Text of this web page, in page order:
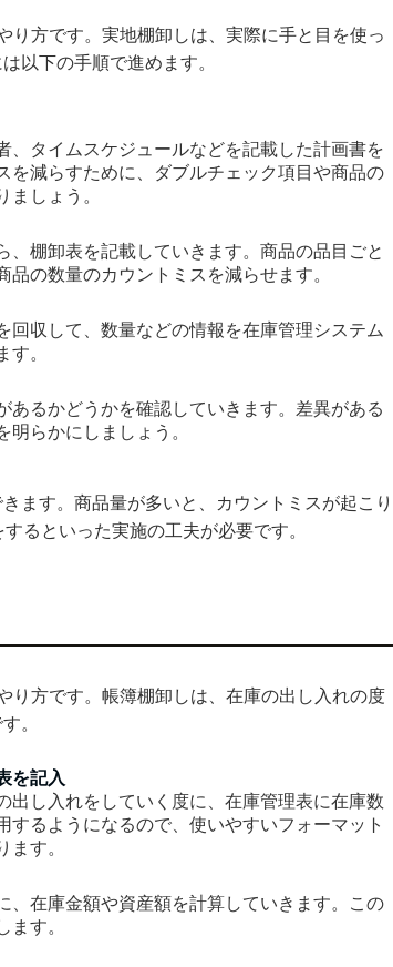
り方です。実地棚卸しは、実際に手と目を使っ
以下の手順で進めます。
、タイムスケジュールなどを記載した計画書を
を減らすために、ダブルチェック項目や商品の
ましょう。
、棚卸表を記載していきます。商品の品目ごと
の数量のカウントミスを減らせます。
回収して、数量などの情報を在庫管理システム
す。
あるかどうかを確認していきます。差異がある
らかにしましょう。
ます。商品量が多いと、カウントミスが起こり
るといった実施の工夫が必要です。
り方です。帳簿棚卸しは、在庫の出し入れの度
。
を記入
出し入れをしていく度に、在庫管理表に在庫数
するようになるので、使いやすいフォーマット
ます。
、在庫金額や資産額を計算していきます。この
ます。